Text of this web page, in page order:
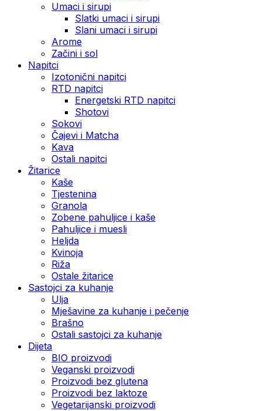
Umaci i sirupi
Slatki umaci i sirupi
Slani umaci i sirupi
Arome
Začini i sol
Napitci
Izotonični napitci
RTD napitci
Energetski RTD napitci
Shotovi
Sokovi
Čajevi i Matcha
Kava
Ostali napitci
Žitarice
Kaše
Tjestenina
Granola
Zobene pahuljice i kaše
Pahuljice i muesli
Heljda
Kvinoja
Riža
Ostale žitarice
Sastojci za kuhanje
Ulja
Mješavine za kuhanje i pečenje
Brašno
Ostali sastojci za kuhanje
Dijeta
BIO proizvodi
Veganski proizvodi
Proizvodi bez glutena
Proizvodi bez laktoze
Vegetarijanski proizvodi